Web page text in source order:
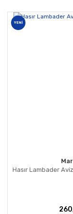
YENİ
Hasır Lambader